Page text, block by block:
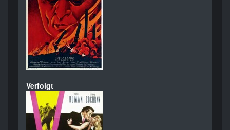
Verfolgt